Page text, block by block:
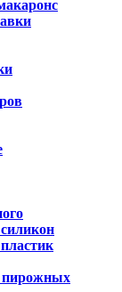
пирожных